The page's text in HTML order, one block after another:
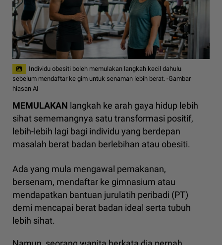
Individu obesiti boleh memulakan langkah kecil dahulu
sebelum mendaftar ke gim untuk senaman lebih berat. -Gambar
hiasan AI
MEMULAKAN langkah ke arah gaya hidup lebih
sihat sememangnya satu transformasi positif,
lebih-lebih lagi bagi individu yang berdepan
masalah berat badan berlebihan atau obesiti.
Ada yang mula mengawal pemakanan,
bersenam, mendaftar ke gimnasium atau
mendapatkan bantuan jurulatih peribadi (PT)
demi mencapai berat badan ideal serta tubuh
lebih sihat.